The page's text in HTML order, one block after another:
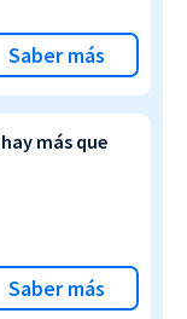
Saber más
hay más que
Saber más